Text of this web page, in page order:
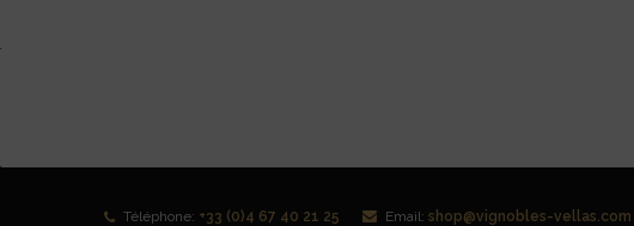
Téléphone: +33 (0)4 67 40 21 25 Email: shop@vignobles-vellas.com